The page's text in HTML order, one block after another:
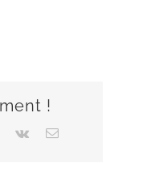
!
Pinterest
Vk Email